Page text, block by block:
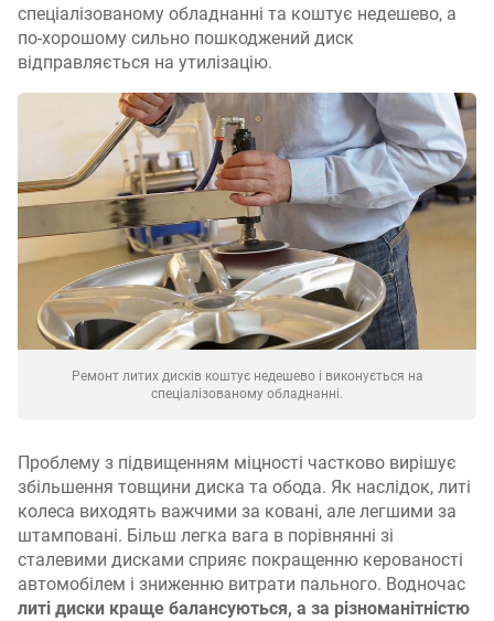
спеціалізованому обладнанні та коштує недешево, а
по-хорошому сильно пошкоджений диск
відправляється на утилізацію.
Ремонт литих дисків коштує недешево і виконується на
спеціалізованому обладнанні.
Проблему з підвищенням міцності частково вирішує
збільшення товщини диска та обода. Як наслідок, литі
колеса виходять важчими за ковані, але легшими за
штамповані. Більш легка вага в порівнянні зі
сталевими дисками сприяє покращенню керованості
автомобілем і зниженню витрати пального. Водночас
литі диски краще балансуються, а за різноманітністю